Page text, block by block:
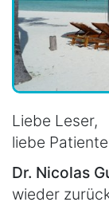
Liebe Leser,
liebe
Dr. Nicolas
wieder